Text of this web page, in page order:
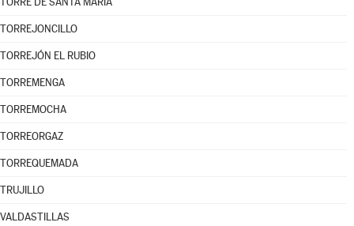
TORREJONCILLO
TORREJÓN EL RUBIO
TORREMENGA
TORREMOCHA
TORREORGAZ
TORREQUEMADA
TRUJILLO
VALDASTILLAS